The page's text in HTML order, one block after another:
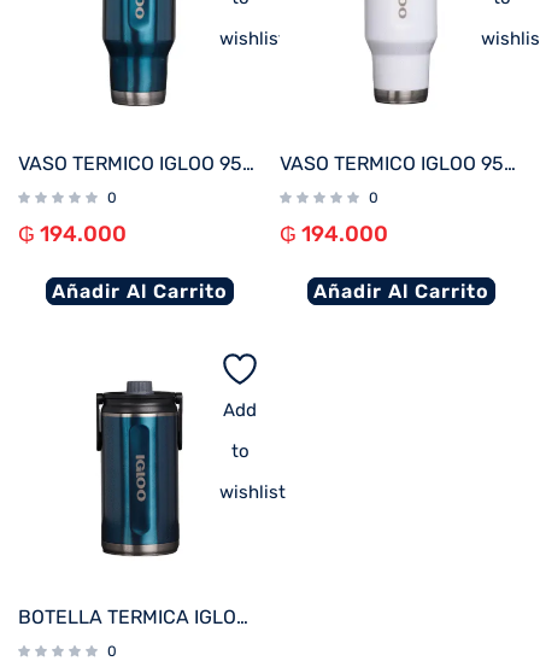
wishlist
VASO TERMICO IGLOO 950ML AZUL MODERNO C/TAPA 71079
0
₲ 194.000
Añadir Al Carrito
VASO TERMICO IGLOO 950ML BLANCO C/TAPA 71077
0
₲ 194.000
Añadir Al Carrito
Add
to
wishlist
BOTELLA TERMICA IGLOO 1.9L AZUL MODERNO C/MANIJA 71100
0